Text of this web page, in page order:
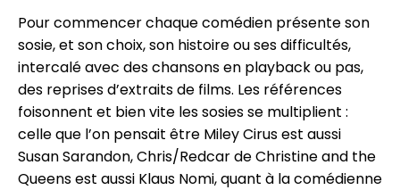
Pour commencer chaque comédien présente son
sosie, et son choix, son histoire ou ses difficultés,
intercalé avec des chansons en playback ou pas,
des reprises d’extraits de films. Les références
foisonnent et bien vite les sosies se multiplient :
celle que l’on pensait être Miley Cirus est aussi
Susan Sarandon, Chris/Redcar de Christine and the
Queens est aussi Klaus Nomi, quant à la comédienne